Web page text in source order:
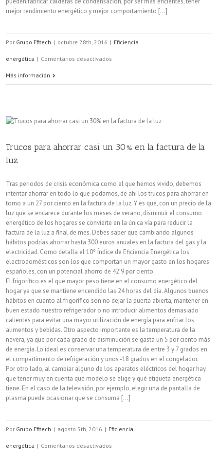
mejor rendimiento energético y mejor comportamiento [...]
Por Grupo Efitech | octubre 28th, 2016 | Eficiencia
energética | Comentarios desactivados
en
Más información
Trucos para ahorrar casi un 30% en la factura de la
luz
Tras periodos de crisis económica como el que hemos vivido, debemos
intentar ahorrar en todo lo que podamos, de ahí los trucos para ahorrar en
torno a un 27 por ciento en la factura de la luz. Y es que, con un precio de la
luz que se encarece durante los meses de verano, disminuir el consumo
energético de los hogares se convierte en la única vía para reducir la
factura de la luz a final de mes. Debes saber que cambiando algunos
hábitos podrías ahorrar hasta 300 euros anuales en la factura del gas y la
electricidad. Como detalla el 10º Índice de Eficiencia Energética los
electrodomésticos son los que comportan un mayor gasto en los hogares
españoles, con un potencial ahorro de 42’9 por ciento.
El frigorífico es el que mayor peso tiene en el consumo energético del
hogar ya que se mantiene encendido las 24 horas del día. Algunos buenos
hábitos en cuanto al frigorífico son no dejar la puerta abierta, mantener en
buen estado nuestro refrigerador o no introducir alimentos demasiado
calientes para evitar una mayor utilización de energía para enfriar los
alimentos y bebidas. Otro aspecto importante es la temperatura de la
nevera, ya que por cada grado de disminución se gasta un 5 por ciento más
de energía. Lo ideal es conservar una temperatura de entre 3 y 7 grados en
el compartimento de refrigeración y unos -18 grados en el congelador.
Por otro lado, al cambiar alguno de los aparatos eléctricos del hogar hay
que tener muy en cuenta qué modelo se elige y qué etiqueta energética
tiene. En el caso de la televisión, por ejemplo, elegir una de pantalla de
plasma puede ocasionar que se consuma [...]
Por Grupo Efitech | agosto 5th, 2016 | Eficiencia
energética | Comentarios desactivados